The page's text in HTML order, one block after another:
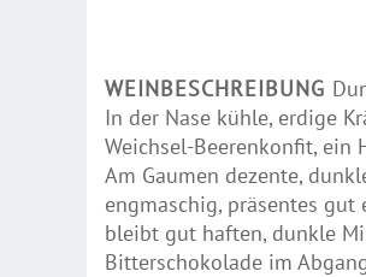
WEINBESCHREIBUNG
In der Nase kühle, erdige
Weichsel-Beerenkonfit, ein
Am Gaumen dezente,
engmaschig, präsentes gut
bleibt gut haften, dunkle
Bitterschokolade im